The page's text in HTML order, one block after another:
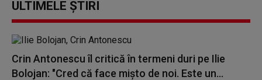
ULTIMELE ȘTIRI
Crin Antonescu îl critică în termeni duri pe Ilie
Bolojan: "Cred că face mișto de noi. Este un...